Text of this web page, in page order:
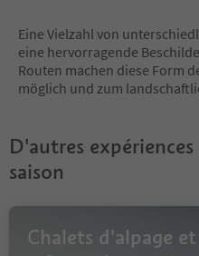
Eine Vielzahl von
eine hervorragende
Routen machen diese Form
möglich und zum
D'autres
saison
Chalets d'alpage et